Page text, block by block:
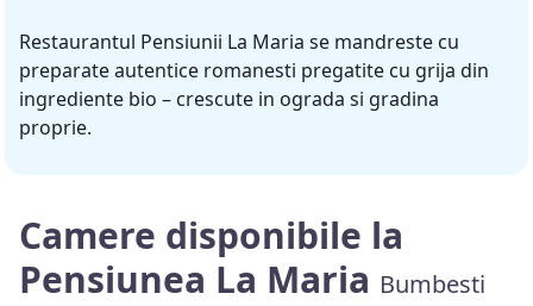
Restaurantul Pensiunii La Maria se mandreste cu
preparate autentice romanesti pregatite cu grija din
ingrediente bio – crescute in ograda si gradina
proprie.
Camere disponibile la
Pensiunea La Maria Bumbesti